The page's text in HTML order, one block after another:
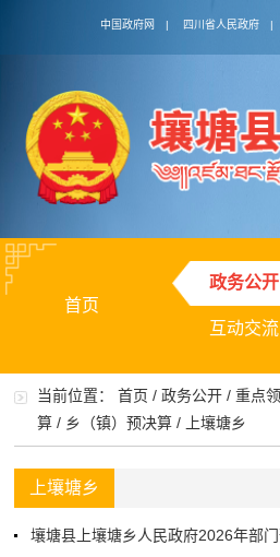
中国政府网 | 四川省人民政府 |
首页
政务公开
互动交流
当前位置：首页 /政务公开 /重点
算 / 乡（镇）预决算 / 上壤塘乡
上壤塘乡